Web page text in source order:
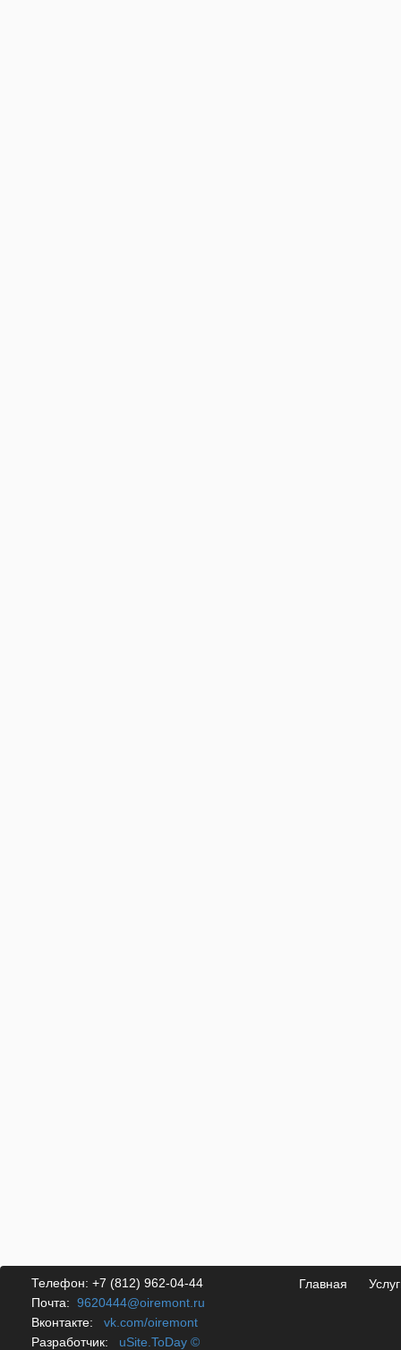
Телефон: +7 (812) 962-04-44
Почта: 9620444@oiremont.ru
Вконтакте:
vk.com/oiremont
Разработчик:
uSite.ToDay ©
Главная